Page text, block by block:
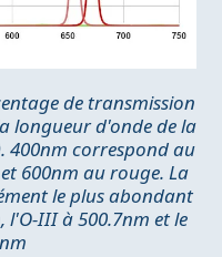
de transmission
longueur d'onde de la
400nm correspond au
600nm au rouge. La
le plus abondant
l'O-III à 500.7nm et le